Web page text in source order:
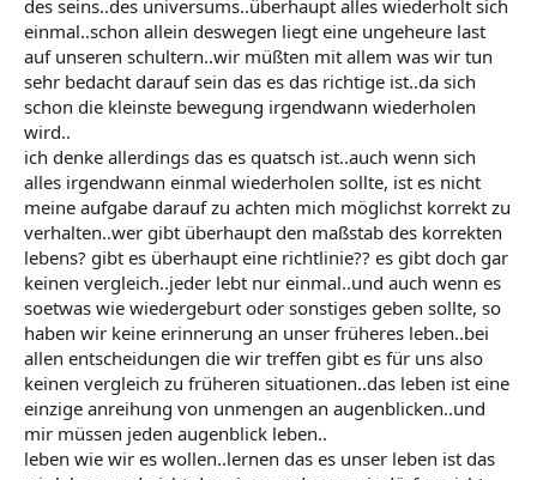
des seins..des universums..überhaupt alles wiederholt sich
einmal..schon allein deswegen liegt eine ungeheure last
auf unseren schultern..wir müßten mit allem was wir tun
sehr bedacht darauf sein das es das richtige ist..da sich
schon die kleinste bewegung irgendwann wiederholen
wird..
ich denke allerdings das es quatsch ist..auch wenn sich
alles irgendwann einmal wiederholen sollte, ist es nicht
meine aufgabe darauf zu achten mich möglichst korrekt zu
verhalten..wer gibt überhaupt den maßstab des korrekten
lebens? gibt es überhaupt eine richtlinie?? es gibt doch gar
keinen vergleich..jeder lebt nur einmal..und auch wenn es
soetwas wie wiedergeburt oder sonstiges geben sollte, so
haben wir keine erinnerung an unser früheres leben..bei
allen entscheidungen die wir treffen gibt es für uns also
keinen vergleich zu früheren situationen..das leben ist eine
einzige anreihung von unmengen an augenblicken..und
mir müssen jeden augenblick leben..
leben wie wir es wollen..lernen das es unser leben ist das